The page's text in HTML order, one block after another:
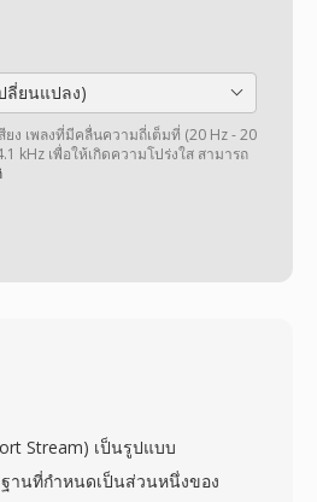
ลี่ยนแปลง)
ง เพลงที่มีคลื่นความถี่เต็มที่ (20 Hz - 20
kHz เพื่อให้เกิดความโปร่งใส สามารถ
Stream) เป็นรูปแบบ
านที่กำหนดเป็นส่วนหนึ่งของ